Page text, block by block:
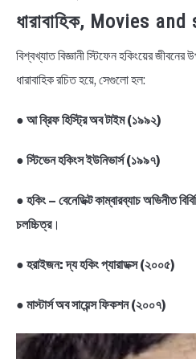
ধারাবাহিক, Movies
বিশ্বখ্যাত বিজ্ঞানী স্টিফেন হকিংয়ের
ধারাবাহিক রচিত হয়ে, সেগুলো হল:
● আ ব্রিফ হিস্ট্রি অব টাইম (১৯৯২)
● স্টিভেন হকিংস ইউনিভার্স (১৯৯৭)
● হকিং – বেনেডিক্ট কাম্বারব্যাচ অভিনীত
চলচ্চিত্র।
● হরাইজন: দ্য হকিং প্যারাডক্স (২০০৫)
● মাস্টার্স অব সায়েন্স ফিকশন (২০০৭)